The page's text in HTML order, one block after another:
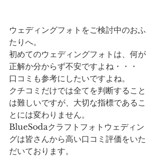
ウェディングフォトをご検討中のおふ
たりへ。
初めてのウェディングフォトは、何が
正解か分からず不安ですよね・・・
口コミも参考にしたいですよね。
クチコミだけでは全てを判断すること
は難しいですが、大切な指標であるこ
とには変わりません。
BlueSodaクラフトフォトウェディン
グは皆さんから高い口コミ評価をいた
だいております。